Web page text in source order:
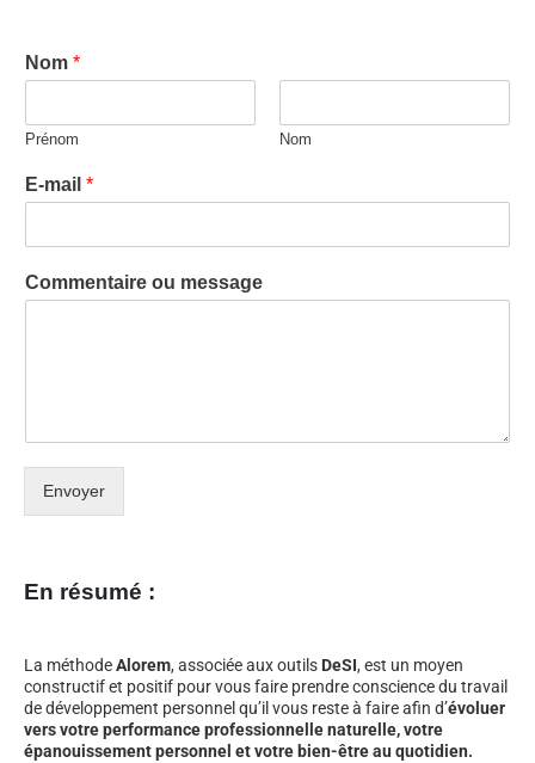
Nom *
Prénom Nom
E-mail *
Commentaire ou message
Envoyer
En résumé :
La méthodeAlorem, associée aux outils DeSI, est un moyen
constructif et positif pour vous faire prendre conscience du travail
de développement personnel qu’il vous reste à faire afin d’évoluer
vers votre performance professionnelle naturelle, votre
épanouissement personnel et votre bien-être au quotidien.